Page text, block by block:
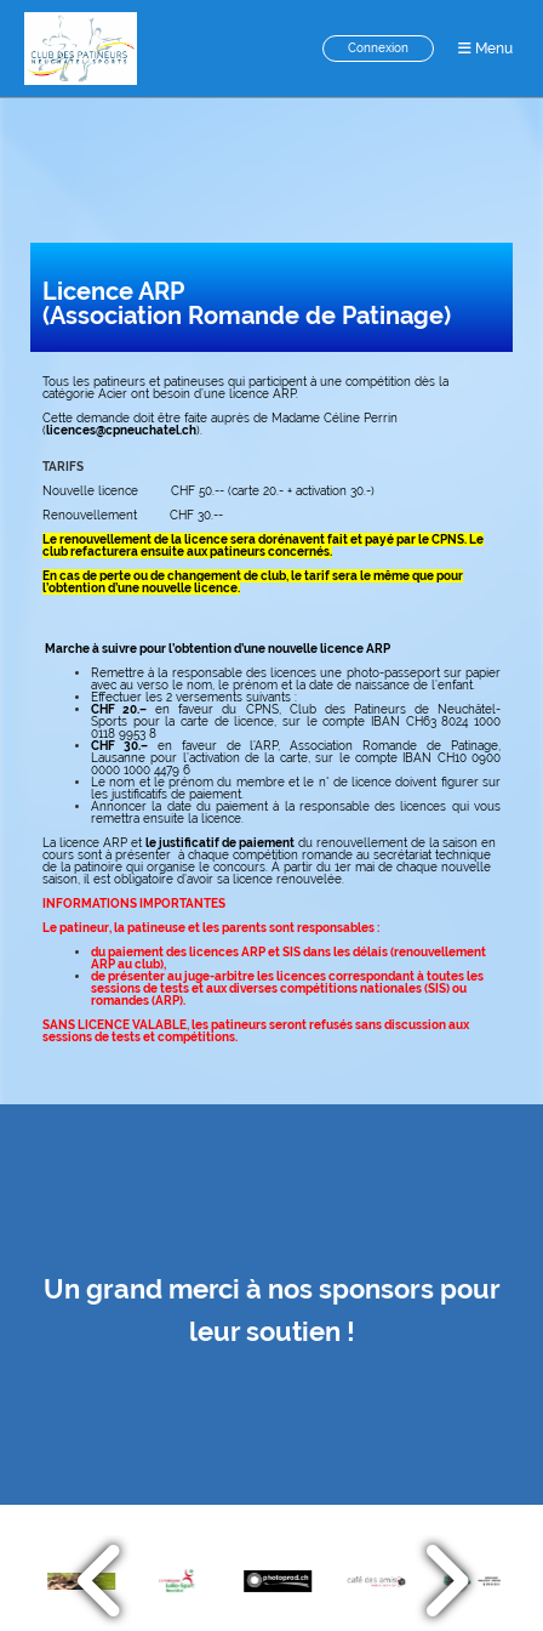
Connexion Menu
Licence ARP
(Association Romande de Patinage)
Tous les patineurs et patineuses qui participent à une compétition dès la
catégorie Acier ont besoin d’une licence ARP.
Cette demande doit être faite auprès de Madame Céline Perrin
( licences@cpneuchatel.ch).
TARIFS
Nouvelle licence CHF 50.-- (carte 20.- + activation 30.-)
Renouvellement CHF 30.--
Le renouvellement de la licence sera dorénavent fait et payé par le CPNS. Le
club refacturera ensuite aux patineurs concernés.
En cas de perte ou de changement de club, le tarif sera le même que pour
l’obtention d’une nouvelle licence.
Marche à suivre pour l’obtention d’une nouvelle licence ARP
Remettre à la responsable des licences une photo-passeport sur papier
avec au verso le nom, le prénom et la date de naissance de l’enfant.
Effectuer les 2 versements suivants :
CHF 20.– en faveur du CPNS, Club des Patineurs de Neuchâtel-
Sports pour la carte de licence, sur le compte IBAN CH63 8024 1000
0118 9953 8
CHF 30.–en faveur de l’ARP, Association Romande de Patinage,
Lausanne pour l’activation de la carte, sur le compte IBAN CH10 0900
0000 1000 4479 6
Le nom et le prénom du membre et le n° de licence doivent figurer sur
les justificatifs de paiement.
Annoncer la date du paiement à la responsable des licences qui vous
remettra ensuite la licence.
La licence ARP et le justificatif de paiement du renouvellement de la saison en
cours sont à présenter à chaque compétition romande au secrétariat technique
de la patinoire qui organise le concours. À partir du 1er mai de chaque nouvelle
saison, il est obligatoire d’avoir sa licence renouvelée.
INFORMATIONS IMPORTANTES
Le patineur, la patineuse et les parents sont responsables :
du paiement des licences ARP et SIS dans les délais (renouvellement
ARP au club),
de présenter au juge-arbitre les licences correspondant à toutes les
sessions de tests et aux diverses compétitions nationales (SIS) ou
romandes (ARP).
SANS LICENCE VALABLE, les patineurs seront refusés sans discussion aux
sessions de tests et compétitions.
Un grand merci à nos sponsors pour
leur soutien !